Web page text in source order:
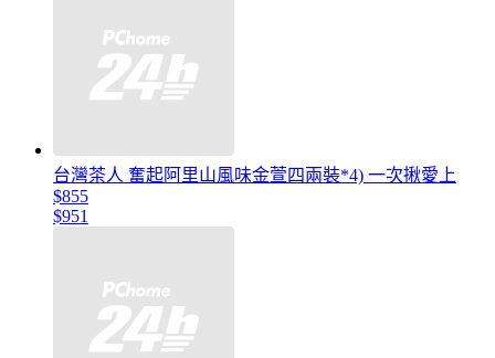
台灣茶人 奮起阿里山風味金萱四兩裝*4) 一次揪愛上
$855
$951